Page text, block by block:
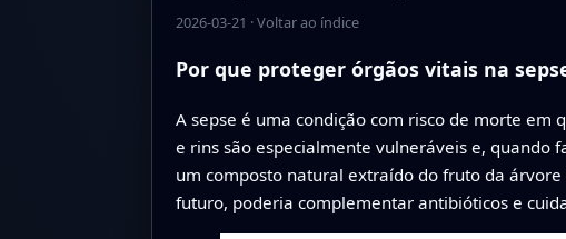
2026-03-21 ·Voltar ao índice
Por que proteger órgãos vitais na
A sepse é uma condição com risco de morte em
e rins são especialmente vulneráveis e, quando
um composto natural extraído do fruto da
futuro, poderia complementar antibióticos e